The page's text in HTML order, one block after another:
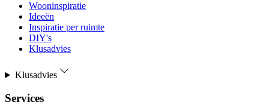
Wooninspiratie
Ideeën
Inspiratie per ruimte
DIY's
Klusadvies
Klusadvies
Services